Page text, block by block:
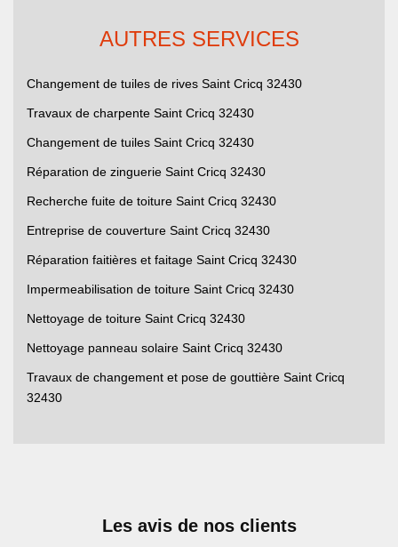
AUTRES SERVICES
Changement de tuiles de rives Saint Cricq 32430
Travaux de charpente Saint Cricq 32430
Changement de tuiles Saint Cricq 32430
Réparation de zinguerie Saint Cricq 32430
Recherche fuite de toiture Saint Cricq 32430
Entreprise de couverture Saint Cricq 32430
Réparation faitières et faitage Saint Cricq 32430
Impermeabilisation de toiture Saint Cricq 32430
Nettoyage de toiture Saint Cricq 32430
Nettoyage panneau solaire Saint Cricq 32430
Travaux de changement et pose de gouttière Saint Cricq
32430
Les avis de nos clients